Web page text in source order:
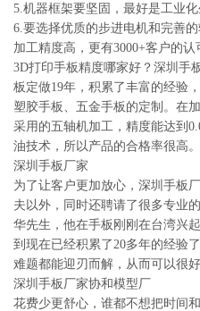
5.机器框架要坚固，最好是工业化
6.要选择优质的步进电机和完善的
加工精度高，更有3000+客户的
3D打印手板精度哪家好？深圳
板定做19年，积累了丰富的经验
塑胶手板、五金手板的定制。在
采用的五轴机加工，精度能达到
油技术，所以产品的合格率很高。
深圳手板厂家
为了让客户更加放心，深圳手板
夫以外，同时还聘请了很多专业
华先生，他在手板刚刚在台湾兴
到现在已经积累了20多年的经验
难题都能迎刃而解，从而可以很
深圳手板厂家协和模型厂
花费少更舒心，谁都不想把时间